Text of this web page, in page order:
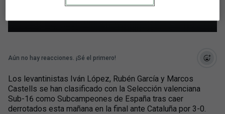
con la Valenciana Sub-16
Aún no hay reacciones. ¡Sé el primero!
Los levantinistas Iván López, Rubén García y Marcos
Castells se han clasificado con la Selección valenciana
Sub-16 como Subcampeones de España tras caer
derrotados esta mañana en la final ante Cataluña por 3-0.